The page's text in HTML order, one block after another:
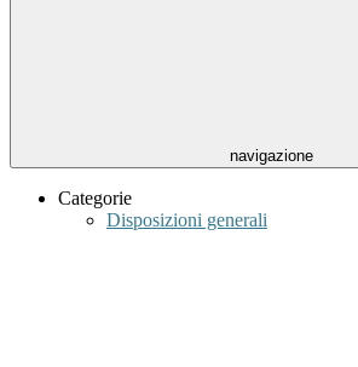
navigazione
Categorie
Disposizioni generali